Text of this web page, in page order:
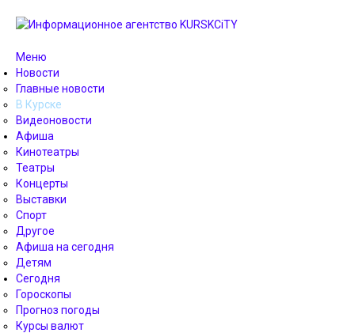
Меню
Новости
Главные новости
В Курске
Видеоновости
Афиша
Кинотеатры
Театры
Концерты
Выставки
Спорт
Другое
Афиша на сегодня
Детям
Сегодня
Гороскопы
Прогноз погоды
Курсы валют